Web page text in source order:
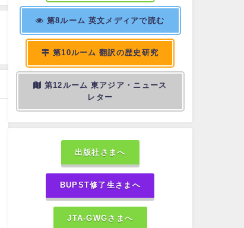
第8ルーム 英文メディアで読む
第10ルーム 翻訳の歴史研究
第12ルーム 東アジア・ニュース
レター
出版社さまへ
BUPST修了生さまへ
JTA-GWGさまへ